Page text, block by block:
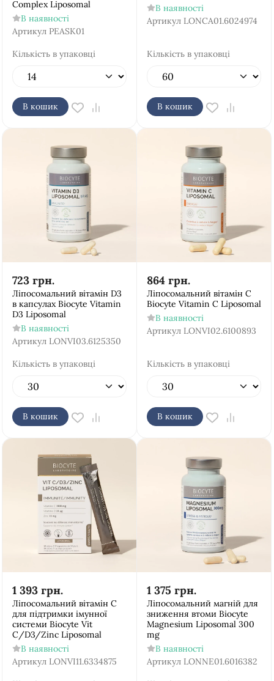
Complex Liposomal
В наявності
Артикул PEASK01
Кількість в упаковці
В кошик
В наявності
Артикул LONCA01.6024974
Кількість в упаковці
В кошик
723 грн.
Ліпосомальний вітамін D3
в капсулах Biocyte Vitamin
D3 Liposomal
В наявності
Артикул LONVI03.6125350
Кількість в упаковці
В кошик
864 грн.
Ліпосомальний вітамін С
Biocyte Vitamin C Liposomal
В наявності
Артикул LONVI02.6100893
Кількість в упаковці
В кошик
1 393 грн.
Ліпосомальний вітамін С
для підтримки імунної
системи Biocyte Vit
C/D3/Zinc Liposomal
В наявності
Артикул LONVI11.6334875
1 375 грн.
Ліпосомальний магній для
зниження втоми Biocyte
Magnesium Liposomal 300
mg
В наявності
Артикул LONNE01.6016382